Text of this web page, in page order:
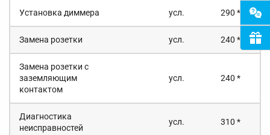
Установка диммера усл. 290 *
Замена розетки усл. 240 *
Замена розетки с
заземляющим
контактом
усл. 240 *
Диагностика
неисправностей
усл. 310 *